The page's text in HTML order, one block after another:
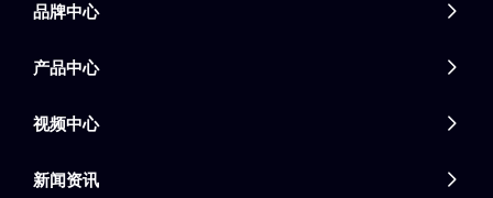
品牌中心 
产品中心 
视频中心 
新闻资讯 